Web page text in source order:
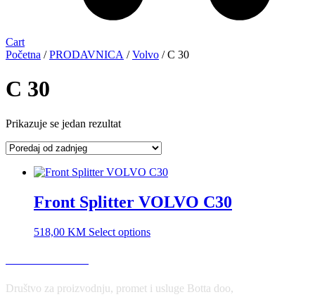
Cart
Početna /PRODAVNICA /Volvo / C 30
C 30
Prikazuje se jedan rezultat
Front Splitter VOLVO C30
518,00 KM Select options
Društvo za proizvodnju, promet i usluge Botta doo,